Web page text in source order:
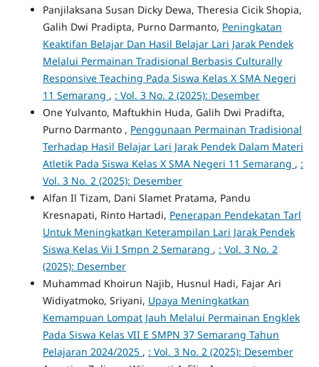
Panjilaksana Susan Dicky Dewa, Theresia Cicik Shopia,
Galih Dwi Pradipta, Purno Darmanto, Peningkatan
Keaktifan Belajar Dan Hasil Belajar Lari Jarak Pendek
Melalui Permainan Tradisional Berbasis Culturally
Responsive Teaching Pada Siswa Kelas X SMA Negeri
11 Semarang , : Vol. 3 No. 2 (2025): Desember
One Yulvanto, Maftukhin Huda, Galih Dwi Pradifta,
Purno Darmanto , Penggunaan Permainan Tradisional
Terhadap Hasil Belajar Lari Jarak Pendek Dalam Materi
Atletik Pada Siswa Kelas X SMA Negeri 11 Semarang , :
Vol. 3 No. 2 (2025): Desember
Alfan Il Tizam, Dani Slamet Pratama, Pandu
Kresnapati, Rinto Hartadi, Penerapan Pendekatan Tarl
Untuk Meningkatkan Keterampilan Lari Jarak Pendek
Siswa Kelas Vii I Smpn 2 Semarang , : Vol. 3 No. 2
(2025): Desember
Muhammad Khoirun Najib, Husnul Hadi, Fajar Ari
Widiyatmoko, Sriyani, Upaya Meningkatkan
Kemampuan Lompat Jauh Melalui Permainan Engklek
Pada Siswa Kelas VII E SMPN 37 Semarang Tahun
Pelajaran 2024/2025 , : Vol. 3 No. 2 (2025): Desember